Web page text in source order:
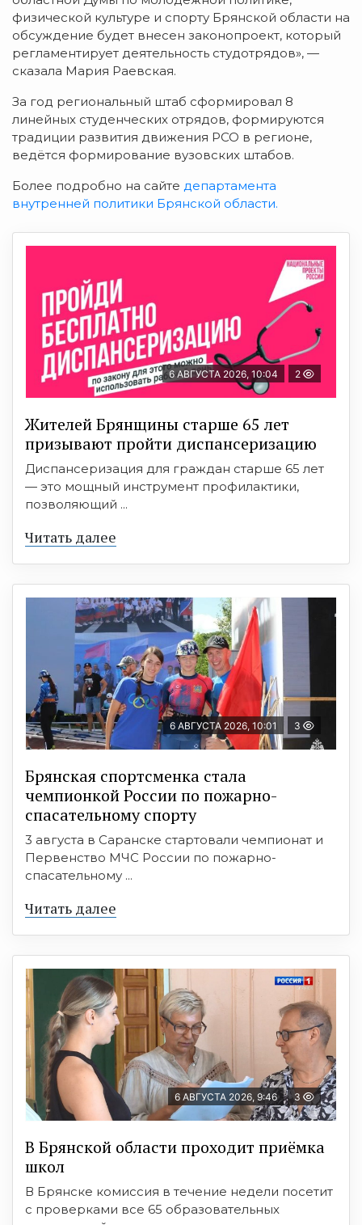
физической культуре и спорту Брянской области на
обсуждение будет внесен законопроект, который
регламентирует деятельность студотрядов», —
сказала Мария Раевская.
За год региональный штаб сформировал 8
линейных студенческих отрядов, формируются
традиции развития движения РСО в регионе,
ведётся формирование вузовских штабов.
Более подробно на сайте департамента
внутренней политики Брянской области.
6 АВГУСТА 2026, 10:04 2
Жителей Брянщины старше 65 лет
призывают пройти диспансеризацию
Диспансеризация для граждан старше 65 лет
— это мощный инструмент профилактики,
позволяющий ...
Читать далее
6 АВГУСТА 2026, 10:01 3
Брянская спортсменка стала
чемпионкой России по пожарно-
спасательному спорту
3 августа в Саранске стартовали чемпионат и
Первенство МЧС России по пожарно-
спасательному ...
Читать далее
6 АВГУСТА 2026, 9:46 3
В Брянской области проходит приёмка
школ
В Брянске комиссия в течение недели посетит
с проверками все 65 образовательных